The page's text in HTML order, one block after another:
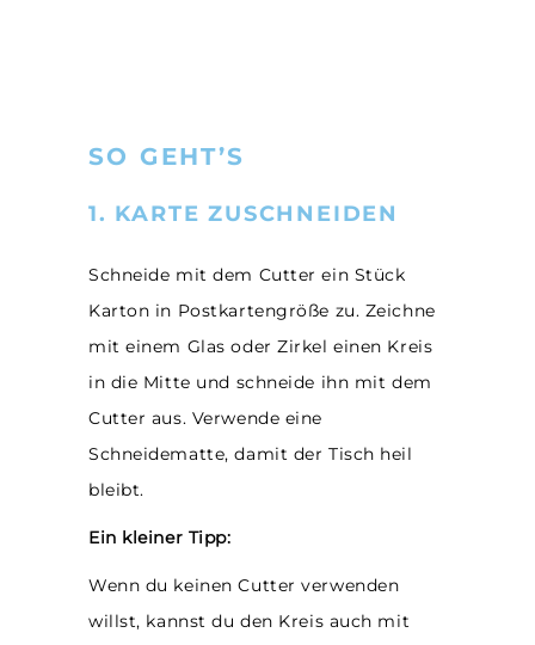
SO GEHT’S
1. KARTE ZUSCHNEIDEN
Schneide mit dem Cutter ein Stück
Karton in Postkartengröße zu. Zeichne
mit einem Glas oder Zirkel einen Kreis
in die Mitte und schneide ihn mit dem
Cutter aus. Verwende eine
Schneidematte, damit der Tisch heil
bleibt.
Ein kleiner Tipp:
Wenn du keinen Cutter verwenden
willst, kannst du den Kreis auch mit